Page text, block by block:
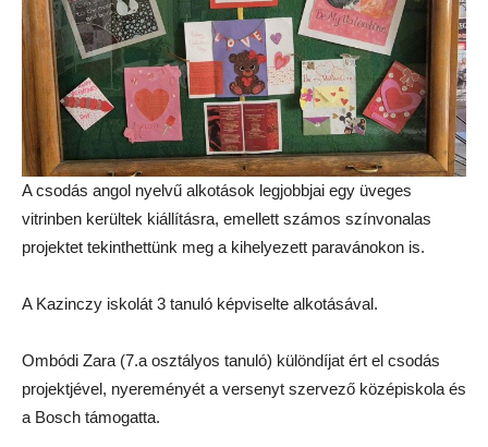
A csodás angol nyelvű alkotások legjobbjai egy üveges
vitrinben kerültek kiállításra, emellett számos színvonalas
projektet tekinthettünk meg a kihelyezett paravánokon is.
A Kazinczy iskolát 3 tanuló képviselte alkotásával.
Ombódi Zara (7.a osztályos tanuló) különdíjat ért el csodás
projektjével, nyereményét a versenyt szervező középiskola és
a Bosch támogatta.